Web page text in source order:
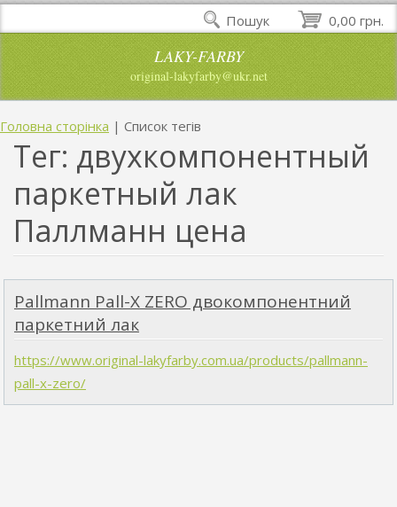
LAKY-FARBY
original-lakyfarby@ukr.net
Головна сторінка | Список тегів
Тег: двухкомпонентный
паркетный лак
Паллманн цена
Pallmann Pall-X ZERO двокомпонентний
паркетний лак
https://www.original-lakyfarby.com.ua/products/pallmann-
pall-x-zero/
0,00 грн.
Пошук